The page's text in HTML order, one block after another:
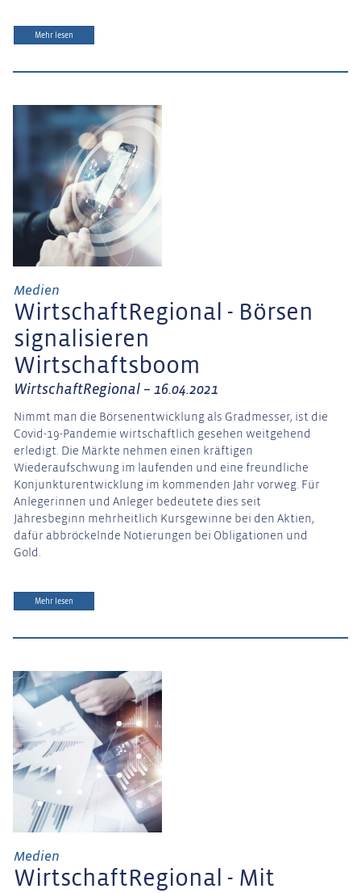
Mehr lesen
Medien
WirtschaftRegional - Börsen
signalisieren
Wirtschaftsboom
WirtschaftRegional – 16.04.2021
Nimmt man die Börsenentwicklung als Gradmesser, ist die
Covid-19-Pandemie wirtschaftlich gesehen weitgehend
erledigt. Die Märkte nehmen einen kräftigen
Wiederaufschwung im laufenden und eine freundliche
Konjunkturentwicklung im kommenden Jahr vorweg. Für
Anlegerinnen und Anleger bedeutete dies seit
Jahresbeginn mehrheitlich Kursgewinne bei den Aktien,
dafür abbröckelnde Notierungen bei Obligationen und
Gold.
Mehr lesen
Medien
WirtschaftRegional - Mit